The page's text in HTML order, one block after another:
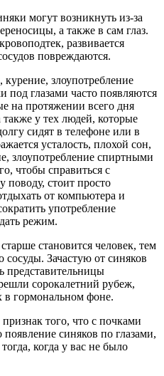
могут возникнуть из-за
а также в сам глаз.
развивается
повреждаются.
злоупотребление
глазами часто появляются
на протяжении всего дня
у тех людей, которые
сидят в телефоне или в
усталость, плохой сон,
злоупотребление спиртными
чтобы справиться с
поводу, стоит просто
от компьютера и
употребление
режим.
становится человек, тем
сосуды. Зачастую от синяков
представительницы
сорокалетний рубеж,
в гормональном фоне.
того, что с почками
синяков по глазами,
когда у вас не было